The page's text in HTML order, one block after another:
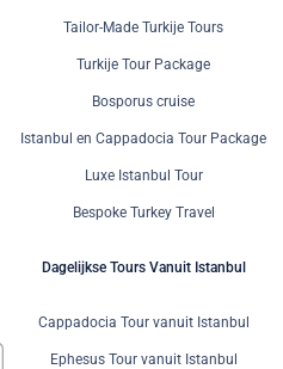
Tailor-Made Turkije Tours
Turkije Tour Package
Bosporus cruise
Istanbul en Cappadocia Tour Package
Luxe Istanbul Tour
Bespoke Turkey Travel
Dagelijkse Tours Vanuit Istanbul
Cappadocia Tour vanuit Istanbul
Ephesus Tour vanuit Istanbul